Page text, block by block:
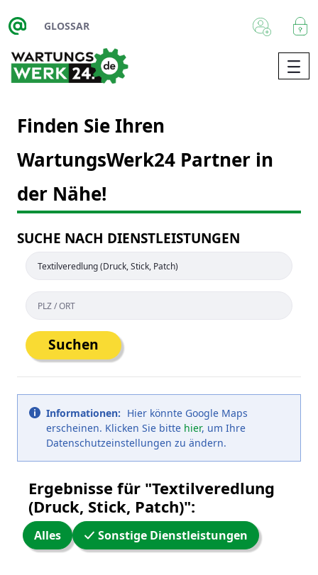
Zum Hauptinhalt springen
GLOSSAR
Finden Sie Ihren
WartungsWerk24 Partner in
der Nähe!
SUCHE NACH DIENSTLEISTUNGEN
Suchen
Informationen: Hier könnte Google Maps
erscheinen. Klicken Sie bitte hier, um Ihre
Datenschutzeinstellungen zu ändern.
Ergebnisse für "Textilveredlung
(Druck, Stick, Patch)":
Alles Sonstige Dienstleistungen